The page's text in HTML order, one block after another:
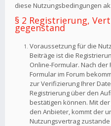
diese Nutzungsbedingungen
§ 2 Registrierung,
gegenstand
Voraussetzung für die
Beiträge ist die
Online-Formular. Nach
Formular im Forum
zur Verifizierung Ihrer
Registrierung über den
bestätigen können. Mit
den Anbieter, kommt der
Nutzungsvertrag zustande